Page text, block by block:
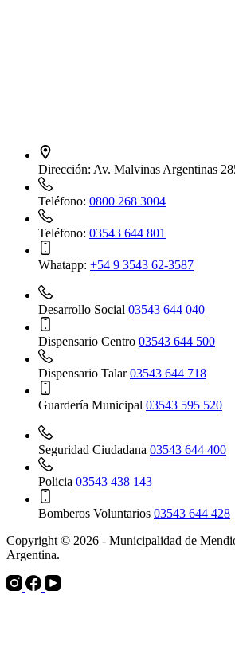
Dirección: Av. Malvinas Argentinas
Teléfono: 0800 268 3004
Teléfono: 03543 644 801
Whatapp: +54 9 3543 62-3587
Desarrollo Social 03543 644 040
Dispensario Centro 03543 644 500
Dispensario Talar03543 644 718
Guardería Municipal 03543 595 520
Seguridad Ciudadana 03543 644 400
Policia 03543 438 143
Bomberos Voluntarios 03543 644 428
Copyright © 2026 - Municipalidad de
Argentina.